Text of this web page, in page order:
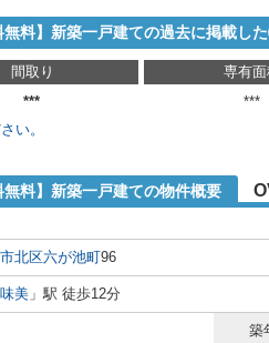
料】新築一戸建ての過去に掲載し
間取り 専有面
*** ***
い。
料】新築一戸建ての物件概要
北区六が池町96
味美 」駅 徒歩12分
築